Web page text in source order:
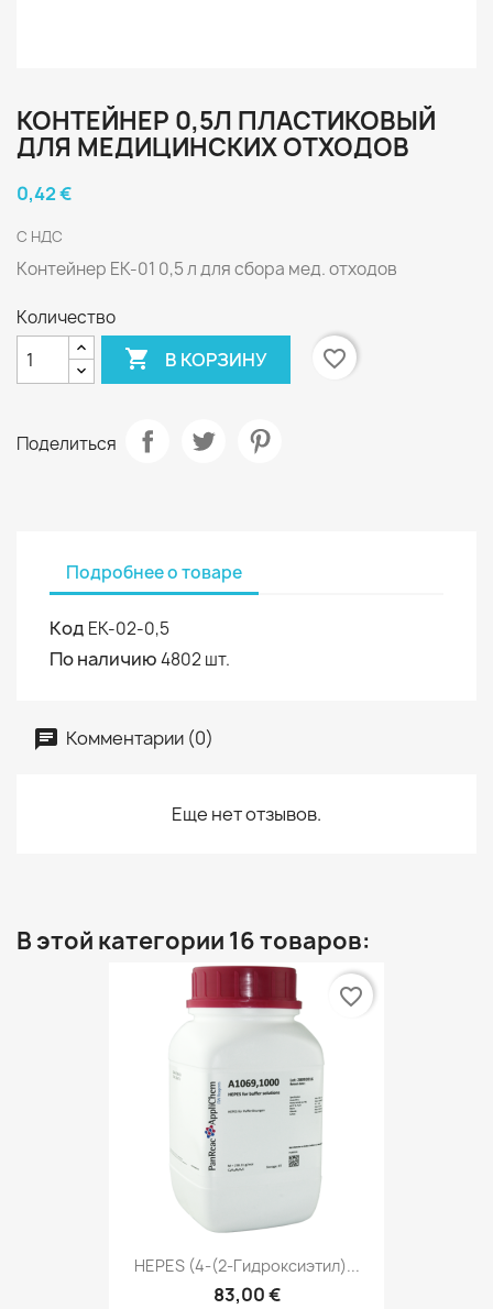
КОНТЕЙНЕР 0,5Л ПЛАСТИКОВЫЙ
ДЛЯ МЕДИЦИНСКИХ ОТХОДОВ
0,42 €
С НДС
Контейнер ЕК-01 0,5 л для сбора мед. отходов
Количество
 В КОРЗИНУ favorite_border
Поделиться
Подробнее о товаре
Код ЕК-02-0,5
По наличию4802 шт.
Комментарии (0)
Еще нет отзывов.
В этой категории 16 товаров:
HЕРЕS (4-(2-Гидроксиэтил)...
83,00 €
favorite_border